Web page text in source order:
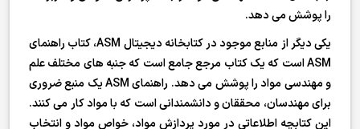
را پوشش می دهد.
یکی دیگر از منابع موجود در کتابخانه دیجیتال ASM، کتاب راهنمای
ASM است که یک کتاب مرجع جامع است که جنبه های مختلف علم
و مهندسی مواد را پوشش می دهد. راهنمای ASM یک منبع ضروری
برای مهندسان، محققان و دانشمندانی است که با مواد کار می کنند.
این کتابچه اطلاعاتی در مورد پردازش مواد، خواص مواد و انتخاب